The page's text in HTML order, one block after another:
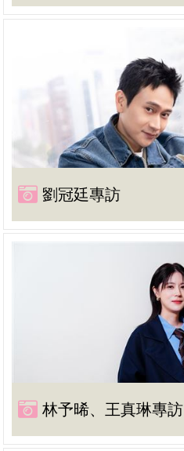
劉冠廷專訪
林予晞、王真琳專訪